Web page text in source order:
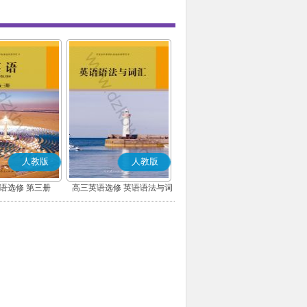
人教版
选修 第三册
人教版
高三英语选修 英语语法与词
汇